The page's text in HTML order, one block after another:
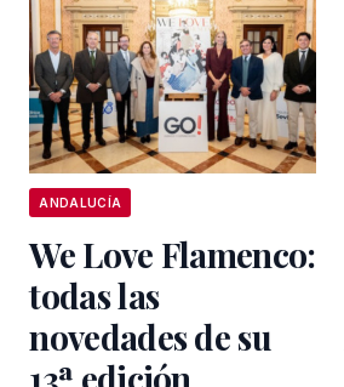
ANDALUCÍA
We Love Flamenco:
todas las
novedades de su
13ª edición